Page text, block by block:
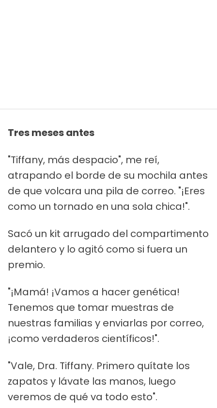
Tres meses antes
"Tiffany, más despacio", me reí,
atrapando el borde de su mochila antes
de que volcara una pila de correo. "¡Eres
como un tornado en una sola chica!".
Sacó un kit arrugado del compartimento
delantero y lo agitó como si fuera un
premio.
"¡Mamá! ¡Vamos a hacer genética!
Tenemos que tomar muestras de
nuestras familias y enviarlas por correo,
¡como verdaderos científicos!".
"Vale, Dra. Tiffany. Primero quítate los
zapatos y lávate las manos, luego
veremos de qué va todo esto".